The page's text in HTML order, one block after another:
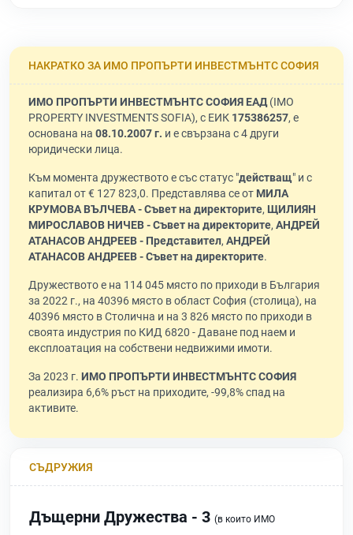
НАКРАТКО ЗА ИМО ПРОПЪРТИ ИНВЕСТМЪНТС СОФИЯ
ИМО ПРОПЪРТИ ИНВЕСТМЪНТС СОФИЯ ЕАД(IMO
PROPERTY INVESTMENTS SOFIA), с ЕИК 175386257, е
основана на 08.10.2007 г. и е свързана с 4 други
юридически лица.
Към момента дружеството е със статус "действащ" и с
капитал от € 127 823,0. Представлява се от МИЛА
КРУМОВА ВЪЛЧЕВА - Съвет на директорите, ЩИЛИЯН
МИРОСЛАВОВ НИЧЕВ - Съвет на директорите, АНДРЕЙ
АТАНАСОВ АНДРЕЕВ - Представител, АНДРЕЙ
АТАНАСОВ АНДРЕЕВ - Съвет на директорите.
Дружеството е на 114 045 място по приходи в България
за 2022 г., на 40396 място в област София (столица), на
40396 място в Столична и на 3 826 място по приходи в
своята индустрия по КИД 6820 - Даване под наем и
експлоатация на собствени недвижими имоти.
За 2023 г. ИМО ПРОПЪРТИ ИНВЕСТМЪНТС СОФИЯ
реализира 6,6% ръст на приходите, -99,8% спад на
активите.
СЪДРУЖИЯ
Дъщерни Дружества - 3 (в които ИМО